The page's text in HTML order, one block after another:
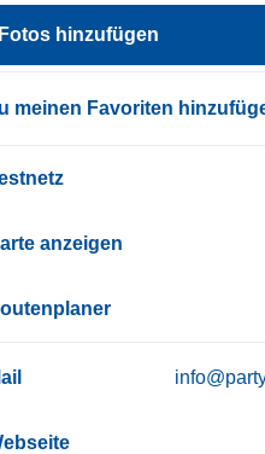
Fotos hinzufügen
meinen Favoriten
anzeigen